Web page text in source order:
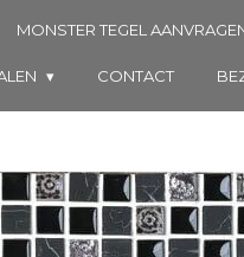
MONSTER TEGEL
CONTACT